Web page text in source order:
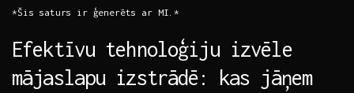
*Šis saturs ir ģenerēts ar MI.*
Efektīvu tehnoloģiju izvēle
mājaslapu izstrādē:⁣ kas jāņem